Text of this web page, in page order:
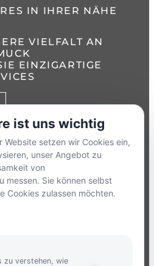
IN IHRER NÄHE
VIELFALT AN
EINZIGARTIGE H
3729790
ist uns wichtig
Website setzen wir Cookies ein,
unser Angebot zu
von
messen. Sie können selbst
Cookies zulassen möchten.
zu verstehen, wie